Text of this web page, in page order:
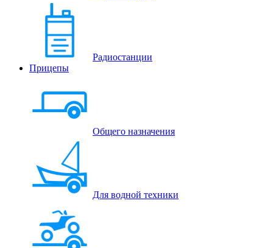
Радиостанции
Прицепы
Общего назначения
Для водной техники